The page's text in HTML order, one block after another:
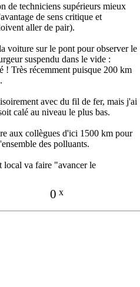
de techniciens supérieurs mieux
de sens critique et
aller de pair).
voiture sur le pont pour observer le
suspendu dans le vide :
! Très récemment puisque 200 km
avec du fil de fer, mais j'ai
calé au niveau le plus bas.
aux collègues d'ici 1500 km pour
des polluants.
local va faire "avancer le
0 x